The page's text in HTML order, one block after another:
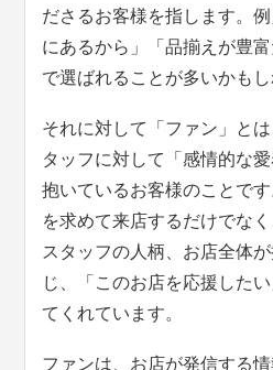
ださるお客様を指します。
にあるから」「品揃えが豊
で選ばれることが多いかもし
それに対して「ファン」と
タッフに対して「感情的な
抱いているお客様のことで
を求めて来店するだけでな
スタッフの人柄、お店全体
じ、「このお店を応援した
てくれています。
ファンは、お店が発信する